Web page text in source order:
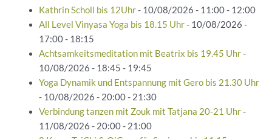
Kathrin Scholl bis 12Uhr- 10/08/2026 - 11:00 - 12:00
All Level Vinyasa Yoga bis 18.15 Uhr- 10/08/2026 -
17:00 - 18:15
Achtsamkeitsmeditation mit Beatrix bis 19.45 Uhr-
10/08/2026 - 18:45 - 19:45
Yoga Dynamik und Entspannung mit Gero bis 21.30 Uhr
- 10/08/2026 - 20:00 - 21:30
Verbindung tanzen mit Zouk mit Tatjana 20-21 Uhr-
11/08/2026 - 20:00 - 21:00